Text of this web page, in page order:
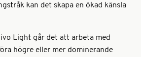
kan det skapa en ökad känsla
Light går det att arbeta med
högre eller mer dominerande